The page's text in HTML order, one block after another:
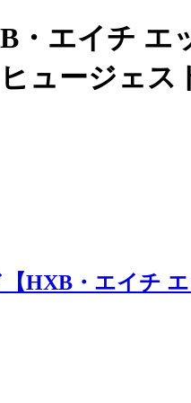
・エイチ エ
ュージェス